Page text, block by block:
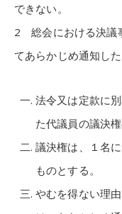
できない。
2 総会における決議
てあらかじめ通知し
法令又は定款に
た代議員の議決
議決権は、１名
ものとする。
やむを得ない理